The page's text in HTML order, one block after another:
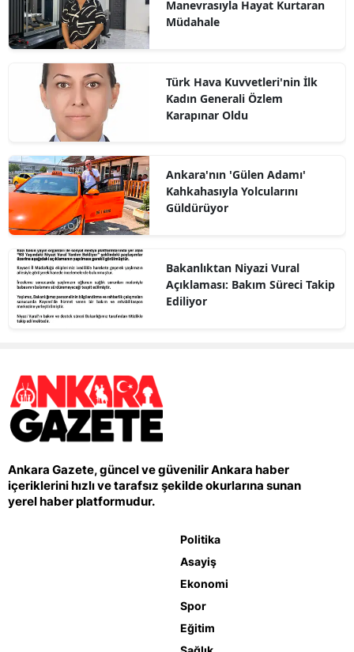
Manevrasıyla Hayat Kurtaran
Müdahale
Türk Hava Kuvvetleri'nin İlk
Kadın Generali Özlem
Karapınar Oldu
Ankara'nın 'Gülen Adamı'
Kahkahasıyla Yolcularını
Güldürüyor
Bakanlıktan Niyazi Vural
Açıklaması: Bakım Süreci Takip
Ediliyor
Ankara Gazete, güncel ve güvenilir Ankara haber
içeriklerini hızlı ve tarafsız şekilde okurlarına sunan
yerel haber platformudur.
Politika
Asayiş
Ekonomi
Spor
Eğitim